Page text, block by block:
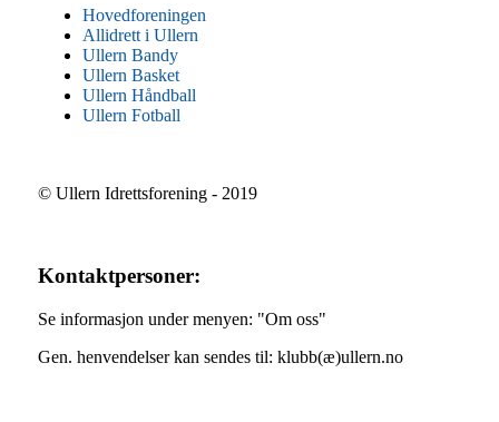
Hovedforeningen
Allidrett i Ullern
Ullern Bandy
Ullern Basket
Ullern Håndball
Ullern Fotball
© Ullern Idrettsforening - 2019
Kontaktpersoner:
Se informasjon under menyen: "Om oss"
Gen. henvendelser kan sendes til: klubb(æ)ullern.no